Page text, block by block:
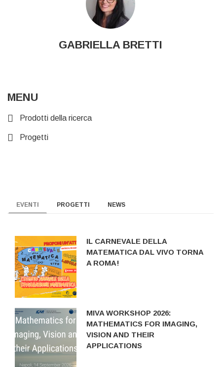
GABRIELLA BRETTI
MENU
Prodotti della ricerca
Progetti
EVENTI PROGETTI NEWS
IL CARNEVALE DELLA
MATEMATICA DAL VIVO TORNA
A ROMA!
MIVA WORKSHOP 2026:
MATHEMATICS FOR IMAGING,
VISION AND THEIR
APPLICATIONS